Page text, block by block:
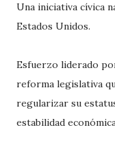
Una iniciativa cívica
Estados Unidos.
Esfuerzo liderado
reforma legislativa
regularizar su
estabilidad